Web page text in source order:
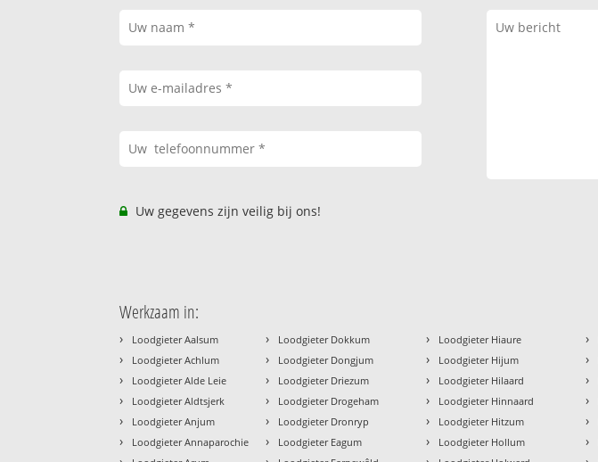
Uw gegevens zijn veilig bij ons!
Werkzaam in:
› Loodgieter Aalsum
› Loodgieter Achlum
› Loodgieter Alde Leie
› Loodgieter Aldtsjerk
› Loodgieter Anjum
› Loodgieter Annaparochie
› Loodgieter Dokkum
› Loodgieter Dongjum
› Loodgieter Driezum
› Loodgieter Drogeham
› Loodgieter Dronryp
› Loodgieter Eagum
› Loodgieter Hiaure
› Loodgieter Hijum
› Loodgieter Hilaard
› Loodgieter Hinnaard
› Loodgieter Hitzum
› Loodgieter Hollum
›
›
›
›
›
›